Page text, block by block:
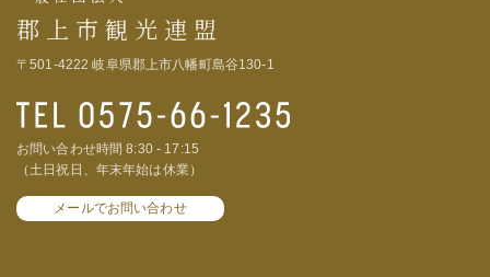
郡上市観光連盟
〒501-4222 岐阜県郡上市八幡町島谷130-1
お問い合わせ時間 8:30 - 17:15
（土日祝日、年末年始は休業）
メールでお問い合わせ